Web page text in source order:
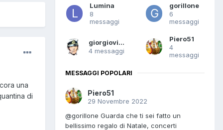
una
di
Lumina
8
messaggi
gorillone
6
messaggi
giorgiovinyl
4 messaggi
Piero51
4
messaggi
MESSAGGI POPOLARI
Piero51
29 Novembre 2022
@gorillone Guarda che ti sei fatto un
bellissimo regalo di Natale, concerti